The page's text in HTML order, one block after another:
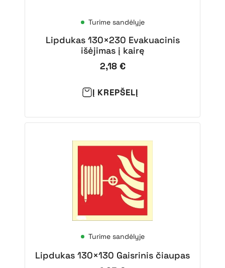
Turime sandėlyje
Lipdukas 130×230 Evakuacinis
išėjimas į kairę
2,18 €
Į KREPŠELĮ
Turime sandėlyje
Lipdukas 130×130 Gaisrinis čiaupas